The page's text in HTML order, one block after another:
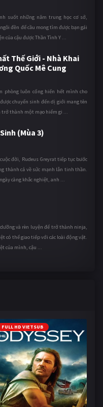
suốt những năm trung học cơ sở,
đền để cầu mong tìm được bạn gái
của cậu được Thần Tình Y ...
Thế Giới - Nhà Khai
Quốc Mê Cung
phòng luôn cống hiến hết mình cho
chuyển sinh đến dị giới mang tên
trở thành một mạo hiểm gi ...
(Mùa 3)
đời, Rudeus Greyrat tiếp tục bước
thành cả về sức mạnh lẫn tinh thần.
càng khắc nghiệt, anh ...
và rèn luyện để trở thành ninja,
có thể giao tiếp với các loài động vật.
của mình, cậu ...
FULL HD VIETSUB